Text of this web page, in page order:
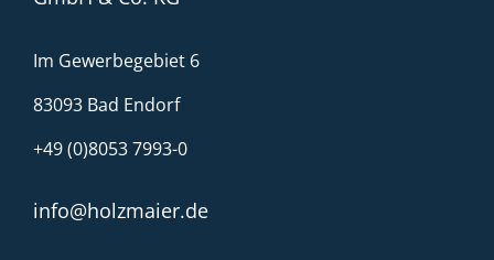
Im Gewerbegebiet 6
83093 Bad Endorf
+49 (0)8053 7993-0
info@holzmaier.de